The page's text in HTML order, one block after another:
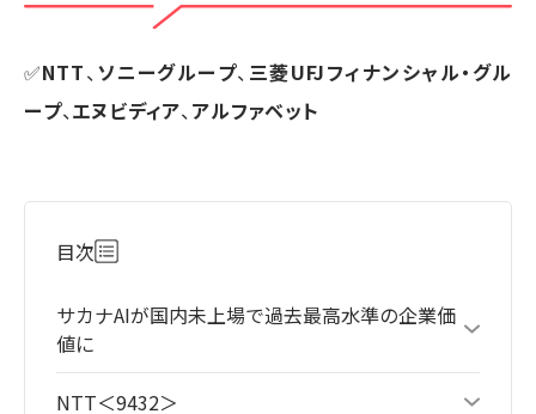
✅NTT、ソニーグループ、 三菱UFJフィナンシャル・グル
ープ、エヌビディア、アルファベット
目次
サカナAIが国内未上場で過去最高水準の企業価
値に
NTT＜9432＞